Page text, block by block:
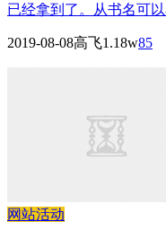
已经拿到了。从书名可
2019-08-08高飞1.18w85
网站活动